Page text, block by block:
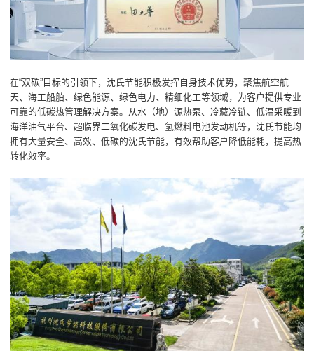
在“双碳”目标的引领下，沈氏节能积极发挥自身技术优势，聚焦航空航
天、海工船舶、绿色能源、绿色电力、精细化工等领域，为客户提供专业
可靠的低碳热管理解决方案。从水（地）源热泵、冷藏冷链、低温采暖到
海洋油气平台、超临界二氧化碳发电、氢燃料电池发动机等，沈氏节能均
拥有大量安全、高效、低碳的沈氏节能，有效帮助客户降低能耗，提高热
转化效率。